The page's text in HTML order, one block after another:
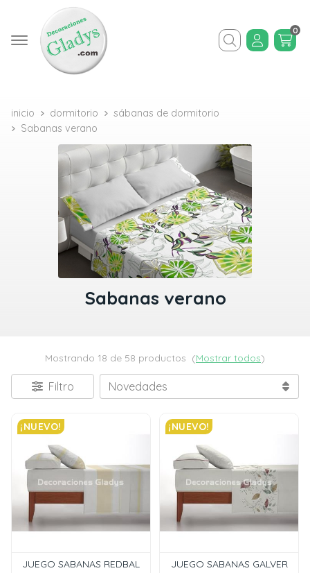
Buscar
0
inicio dormitorio
sábanas de dormitorio
Sabanas verano
Sabanas verano
Mostrando 18 de 58 productos (Mostrar todos)
Filtro
¡NUEVO!
JUEGO SABANAS REDBAL
¡NUEVO!
JUEGO SABANAS GALVER